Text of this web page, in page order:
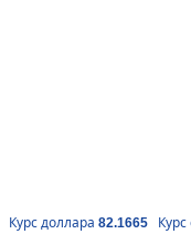
Курс доллара 82.1665